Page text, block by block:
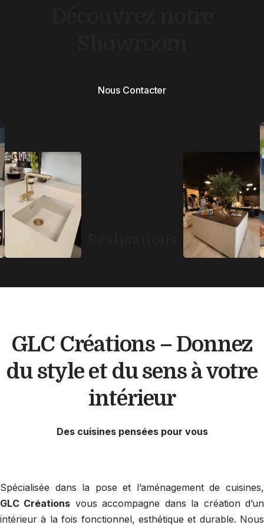
Nous Contacter
GLC Créations – Donnez
du style et du sens à votre
intérieur
Des cuisines pensées pour vous
Spécialisée dans la pose et l’aménagement de cuisines,
GLC Créations vous accompagne dans la création d’un
intérieur à la fois fonctionnel, esthétique et durable. Nous